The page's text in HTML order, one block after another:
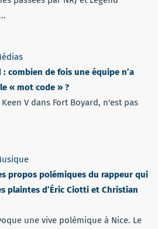
: combien de fois une équipe n’a
« mot code » ?
V dans Fort Boyard, n'est pas
propos polémiques du rappeur qui
plaintes d’Éric Ciotti et Christian
une vive polémique à Nice. Le